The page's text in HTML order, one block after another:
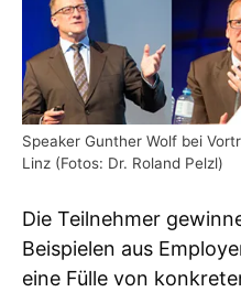
Speaker Gunther Wolf bei
Linz (Fotos: Dr. Roland Pelzl)
Die Teilnehmer
Beispielen aus
eine Fülle von